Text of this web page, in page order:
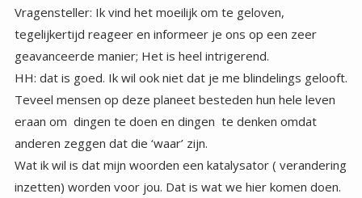
Vragensteller: Ik vind het moeilijk om te geloven,
tegelijkertijd reageer en informeer je ons op een zeer
geavanceerde manier; Het is heel intrigerend.
HH: dat is goed. Ik wil ook niet dat je me blindelings gelooft.
Teveel mensen op deze planeet besteden hun hele leven
eraan om dingen te doen en dingen te denken omdat
anderen zeggen dat die ‘waar’ zijn.
Wat ik wil is dat mijn woorden een katalysator ( verandering
inzetten) worden voor jou. Dat is wat we hier komen doen.
Als mijn woorden veroorzaken zelfs als is het maar voor
een korte tijd, dat je stopt en erover nadenkt of datgene
wat je ‘dacht’ te weten over de aard van het leven, en je
neemt dat aan voor waar ( omdat iedereen dat gelooft) wel
klopt, dan is mijn tijd hier wel besteed. Mijn, wens is dat je
een authentiek mens wordt, die denkt en voelt en beslist
voor zichzelf, wat voelt als ‘Waar’ voor jou. Ik wens je geluk